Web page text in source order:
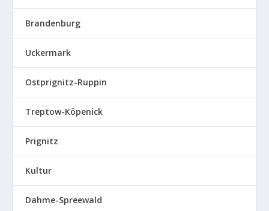
Brandenburg
Uckermark
Ostprignitz-Ruppin
Treptow-Köpenick
Prignitz
Kultur
Dahme-Spreewald